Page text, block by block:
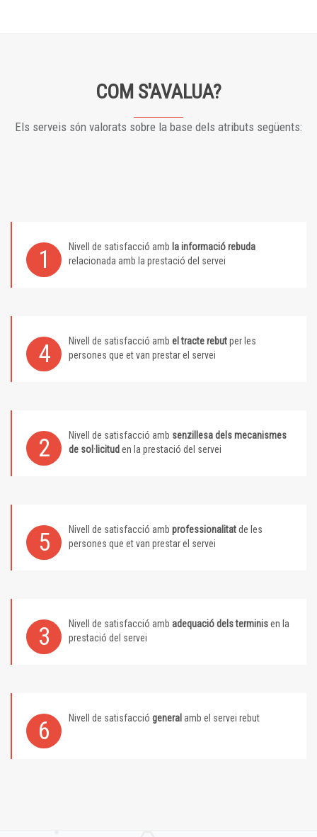
COM S'AVALUA?
Els serveis són valorats sobre la base dels atributs següents:
1 Nivell de satisfacció amb la informació rebuda
relacionada amb la prestació del servei
4 Nivell de satisfacció amb el tracte rebutper les
persones que et van prestar el servei
2 Nivell de satisfacció amb senzillesa dels mecanismes
de sol·licitud en la prestació del servei
5 Nivell de satisfacció amb professionalitatde les
persones que et van prestar el servei
3 Nivell de satisfacció amb adequació dels terminisen la
prestació del servei
6 Nivell de satisfacció general amb el servei rebut